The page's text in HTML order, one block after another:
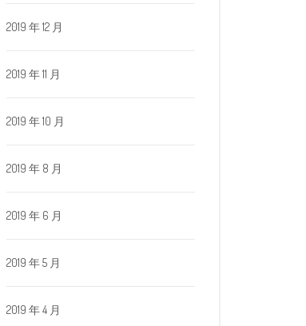
2019 年 12 月
2019 年 11 月
2019 年 10 月
2019 年 8 月
2019 年 6 月
2019 年 5 月
2019 年 4 月